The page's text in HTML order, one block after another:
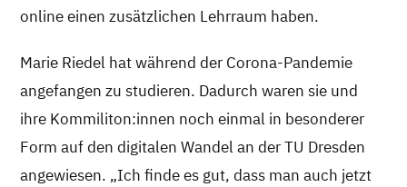
online einen zusätzlichen Lehrraum haben.
Marie Riedel hat während der Corona-Pandemie
angefangen zu studieren. Dadurch waren sie und
ihre Kommiliton:innen noch einmal in besonderer
Form auf den digitalen Wandel an der TU Dresden
angewiesen. „Ich finde es gut, dass man auch jetzt